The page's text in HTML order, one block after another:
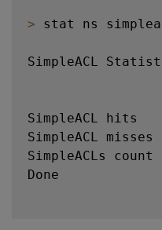
> stat ns
SimpleACL
Done